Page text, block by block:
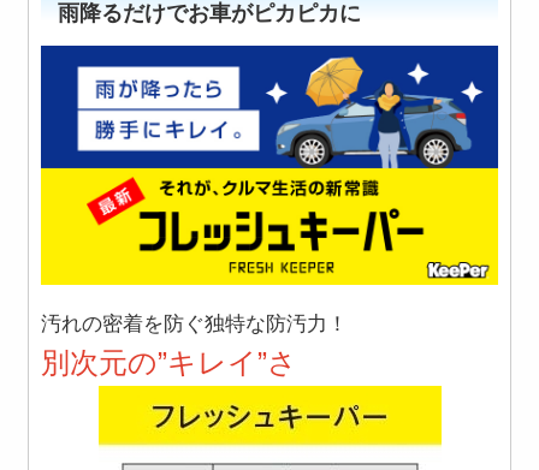
雨降るだけでお車がピカピカに
汚れの密着を防ぐ独特な防汚力 ！
別次元の”キレイ”さ